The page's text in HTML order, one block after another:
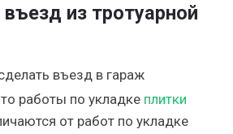
из тротуарной
работы по укладке плитки
от работ по укладке